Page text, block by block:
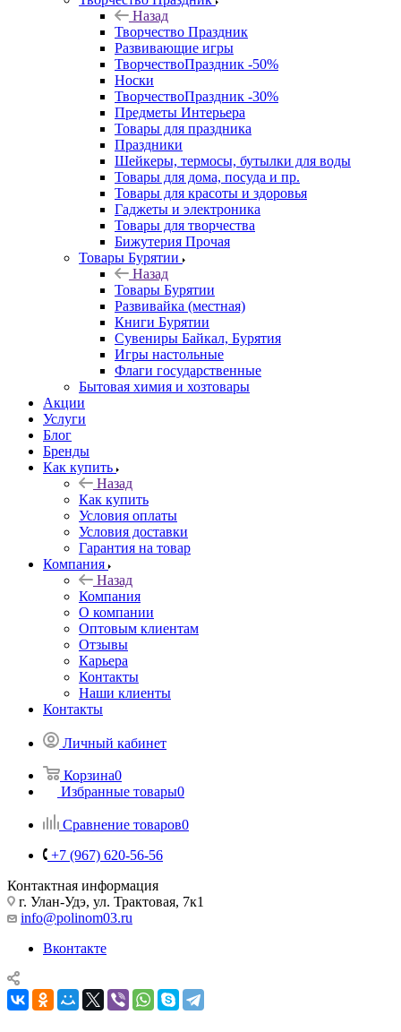
Назад
Творчество Праздник
Развивающие игры
ТворчествоПраздник -50%
Носки
ТворчествоПраздник -30%
Предметы Интерьера
Товары для праздника
Праздники
Шейкеры, термосы, бутылки для воды
Товары для дома, посуда и пр.
Товары для красоты и здоровья
Гаджеты и электроника
Товары для творчества
Бижутерия Прочая
Товары Бурятии
Назад
Товары Бурятии
Развивайка (местная)
Книги Бурятии
Сувениры Байкал, Бурятия
Игры настольные
Флаги государственные
Бытовая химия и хозтовары
Акции
Услуги
Блог
Бренды
Как купить
Назад
Как купить
Условия оплаты
Условия доставки
Гарантия на товар
Компания
Назад
Компания
О компании
Оптовым клиентам
Отзывы
Карьера
Контакты
Наши клиенты
Контакты
Личный кабинет
Корзина0
Избранные товары0
Сравнение товаров0
+7 (967) 620-56-56
Контактная информация
г. Улан-Удэ, ул. Трактовая, 7к1
info@polinom03.ru
Вконтакте